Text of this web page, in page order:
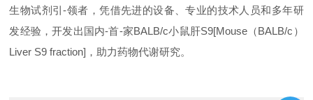
生物试剂引-领者，凭借先进的设备、专业的技术人员和多年研
发经验，开发出国内-首-家BALB/c小鼠肝S9[Mouse（BALB/c）
Liver S9 fraction]，助力药物代谢研究。